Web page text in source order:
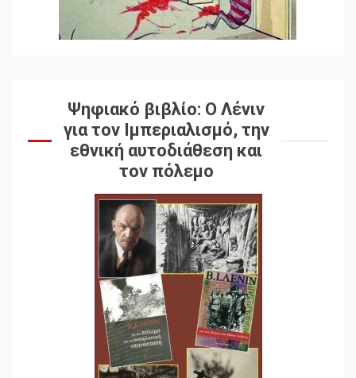
Ψηφιακό βιβλίο: Ο Λένιν
για τον Ιμπεριαλισμό, την
εθνική αυτοδιάθεση και
τον πόλεμο